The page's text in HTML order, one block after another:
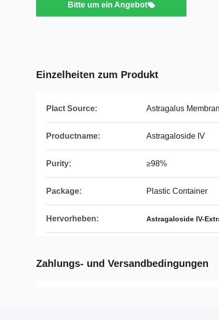
Bitte um ein Angebot
Einzelheiten zum Produkt
Plact Source: Astragalus
Productname: Astragaloside IV
Purity: ≥98%
Package: Plastic Container
Hervorheben: Astragaloside IV-
Zahlungs- und Versandbedingungen